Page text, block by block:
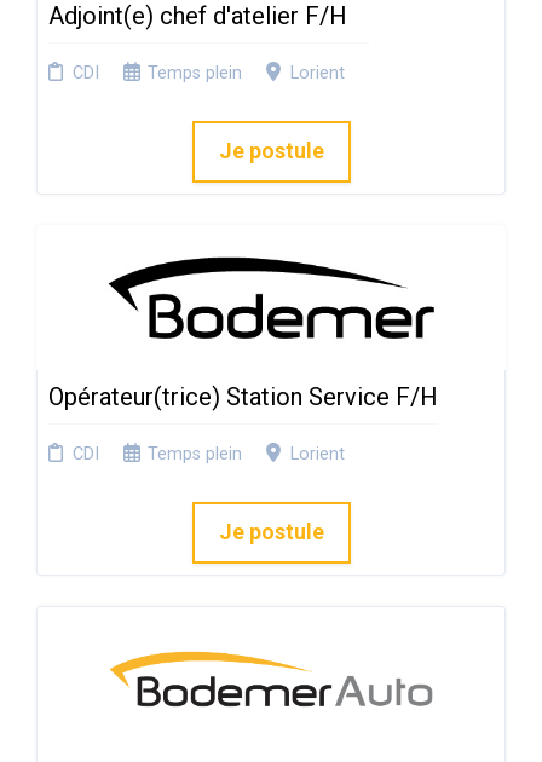
Adjoint(e) chef d'atelier F/H
CDI Temps plein Lorient
Je postule
Opérateur(trice) Station Service F/H
CDI Temps plein Lorient
Je postule